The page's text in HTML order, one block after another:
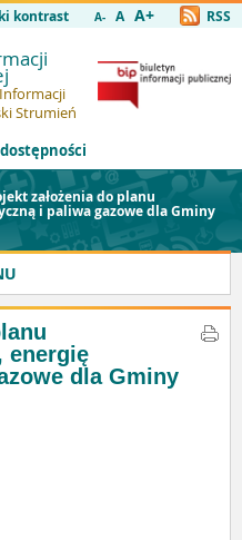
kontrast A- A A+ RSS
Strumień
założenia do planu
i paliwa gazowe dla Gminy
energię
dla Gminy